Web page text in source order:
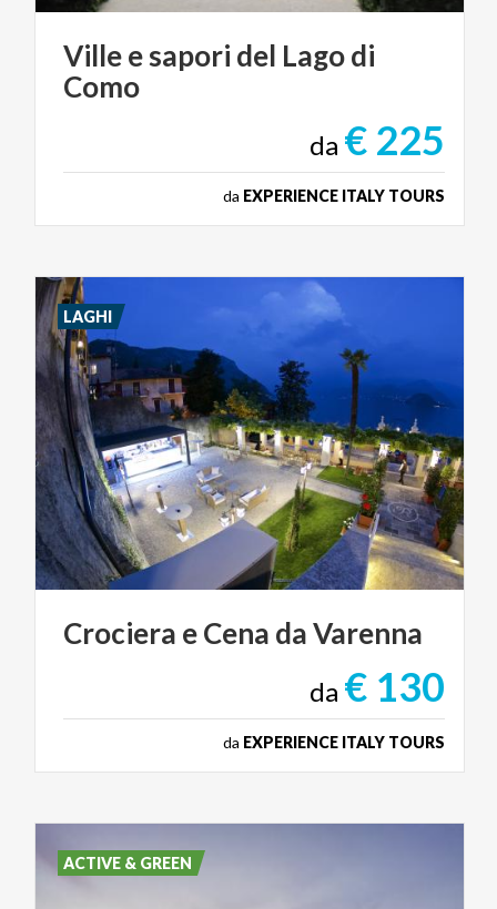
Villeesapori del Lagodi
Como
da € 225
da EXPERIENCE ITALY TOURS
Crociera eCena daVarenna
da € 130
da EXPERIENCE ITALY TOURS
LAGHI
ACTIVE & GREEN